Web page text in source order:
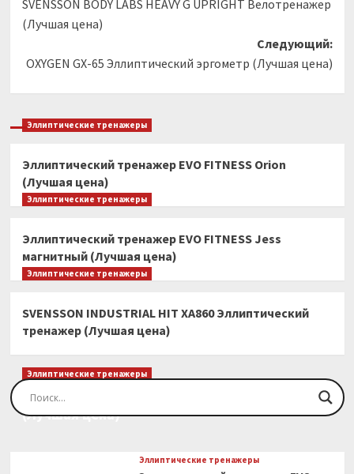
записи
SVENSSON BODY LABS HEAVY G UPRIGHT Велотренажер
(Лучшая цена)
Следующий:
OXYGEN GX-65 Эллиптический эргометр (Лучшая цена)
Эллиптические тренажеры
Эллиптический тренажер EVO FITNESS Orion
(Лучшая цена)
Эллиптические тренажеры
Эллиптический тренажер EVO FITNESS Jess
магнитный (Лучшая цена)
Эллиптические тренажеры
SVENSSON INDUSTRIAL HIT XA860 Эллиптический
тренажер (Лучшая цена)
Эллиптические тренажеры
Эллиптический тренажер EVO FITNESS Orion
(Лучшая цена)
Эллиптические тренажеры